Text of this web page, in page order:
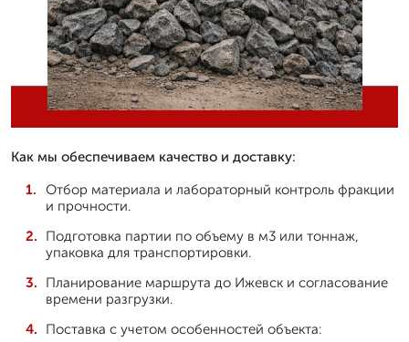
Как мы обеспечиваем качество и доставку:
Отбор материала и лабораторный контроль фракции
и прочности.
Подготовка партии по объему в м3 или тоннаж,
упаковка для транспортировки.
Планирование маршрута до Ижевск и согласование
времени разгрузки.
Поставка с учетом особенностей объекта: